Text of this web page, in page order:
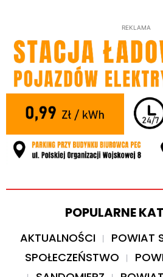
REKLAMA
POPULARNE
AKTUALNOŚCI
POWIAT
SPOŁECZEŃSTWO